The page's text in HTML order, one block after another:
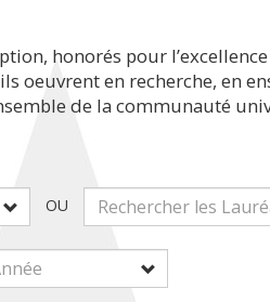
honorés pour
oeuvrent en recherche, en
de la communauté
OU